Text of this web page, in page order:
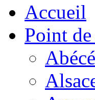
Accueil
Point